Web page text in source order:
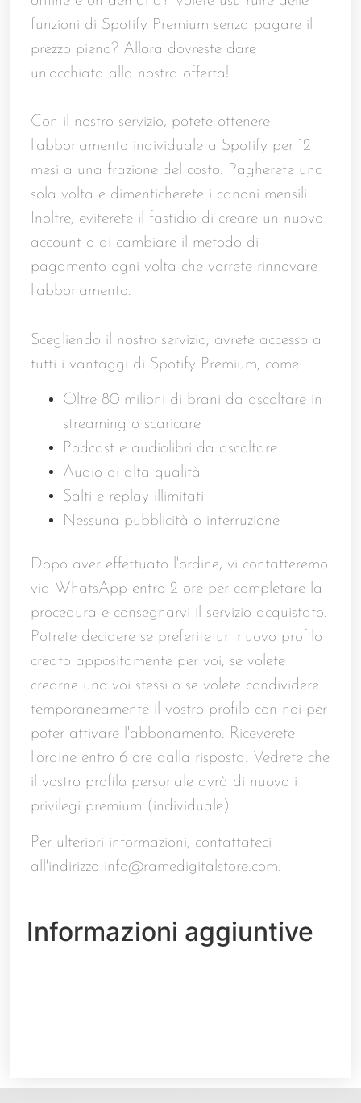
funzioni di Spotify Premium senza pagare il
prezzo pieno? Allora dovreste dare
un'occhiata alla nostra offerta!
Con il nostro servizio, potete ottenere
l'abbonamento individuale a Spotify per 12
mesi a una frazione del costo. Pagherete una
sola volta e dimenticherete i canoni mensili.
Inoltre, eviterete il fastidio di creare un nuovo
account o di cambiare il metodo di
pagamento ogni volta che vorrete rinnovare
l'abbonamento.
Scegliendo il nostro servizio, avrete accesso a
tutti i vantaggi di Spotify Premium, come:
Oltre 80 milioni di brani da ascoltare in
streaming o scaricare
Podcast e audiolibri da ascoltare
Audio di alta qualità
Salti e replay illimitati
Nessuna pubblicità o interruzione
Dopo aver effettuato l'ordine, vi contatteremo
via WhatsApp entro 2 ore per completare la
procedura e consegnarvi il servizio acquistato.
Potrete decidere se preferite un nuovo profilo
creato appositamente per voi, se volete
crearne uno voi stessi o se volete condividere
temporaneamente il vostro profilo con noi per
poter attivare l'abbonamento. Riceverete
l'ordine entro 6 ore dalla risposta. Vedrete che
il vostro profilo personale avrà di nuovo i
privilegi premium (individuale).
Per ulteriori informazioni, contattateci
all'indirizzo info@ramedigitalstore.com.
Informazioni aggiuntive